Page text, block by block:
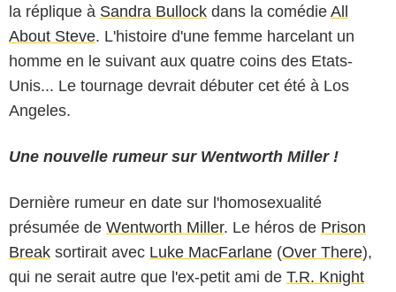
la réplique à Sandra Bullock dans la comédie All
About Steve. L'histoire d'une femme harcelant un
homme en le suivant aux quatre coins des Etats-
Unis... Le tournage devrait débuter cet été à Los
Angeles.
Une nouvelle rumeur sur Wentworth Miller !
Dernière rumeur en date sur l'homosexualité
présumée de Wentworth Miller. Le héros de Prison
Break sortirait avec Luke MacFarlane (Over There),
qui ne serait autre que l'ex-petit ami de T.R. Knight